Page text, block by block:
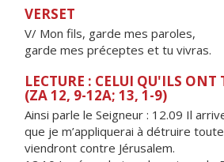
VERSET
V/ Mon fils, garde mes paroles,
garde mes préceptes et tu vivras.
LECTURE : CELUI QU'ILS ONT
(ZA 12, 9-12A; 13, 1-9)
Ainsi parle le Seigneur : 12.09 Il
que je m’appliquerai à détruire
viendront contre Jérusalem.